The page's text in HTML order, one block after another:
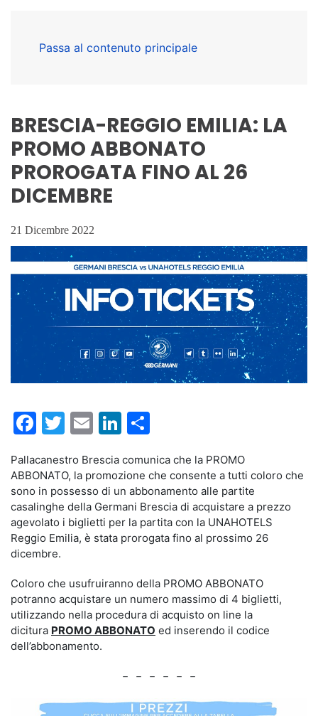
Passa al contenuto principale
BRESCIA-REGGIO EMILIA: LA
PROMO ABBONATO
PROROGATA FINO AL 26
DICEMBRE
21 Dicembre 2022
Facebook
Twitter
EmailLinkedIn
Pallacanestro Brescia comunica che la PROMO
ABBONATO, la promozione che consente a tutti coloro che
sono in possesso di un abbonamento alle partite
casalinghe della Germani Brescia di acquistare a prezzo
agevolato i biglietti per la partita con la UNAHOTELS
Reggio Emilia, è stata prorogata fino al prossimo 26
dicembre.
Coloro che usufruiranno della PROMO ABBONATO
potranno acquistare un numero massimo di 4 biglietti,
utilizzando nella procedura di acquisto on line la
dicitura PROMO ABBONATO ed inserendo il codice
dell’abbonamento.
－ － － － － －